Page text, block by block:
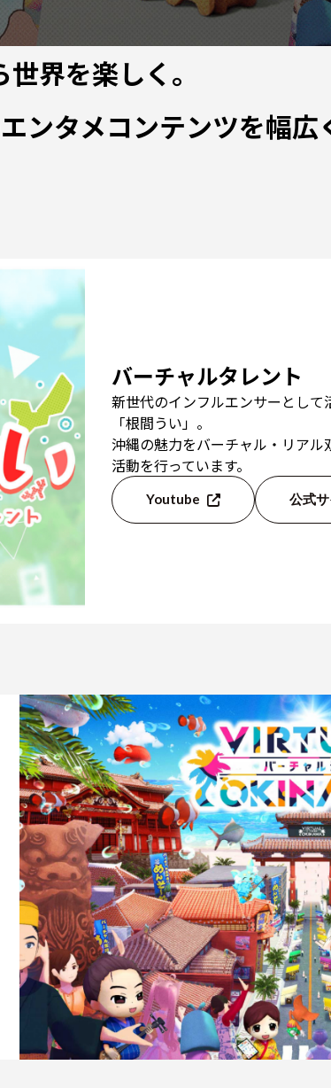
MEMBER
RECRUIT
界を楽しく。
ンタメコンテンツを幅広
バーチャルタレント
新世代のインフルエンサーとし
「根間うい」。
沖縄の魅力をバーチャル・リア
活動を行っています。
Youtube 公式サ